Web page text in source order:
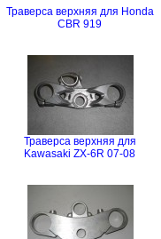
Траверса верхняя для Honda
CBR 919
Траверса верхняя для
Kawasaki ZX-6R 07-08